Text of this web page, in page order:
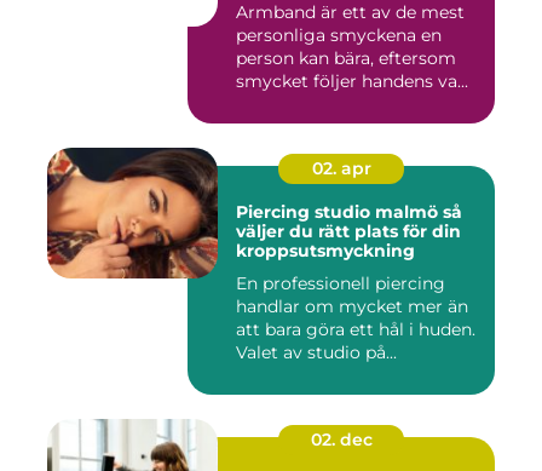
Armband är ett av de mest
personliga smyckena en
person kan bära, eftersom
smycket följer handens va...
02. apr
Piercing studio malmö så
väljer du rätt plats för din
kroppsutsmyckning
En professionell piercing
handlar om mycket mer än
att bara göra ett hål i huden.
Valet av studio på...
02. dec